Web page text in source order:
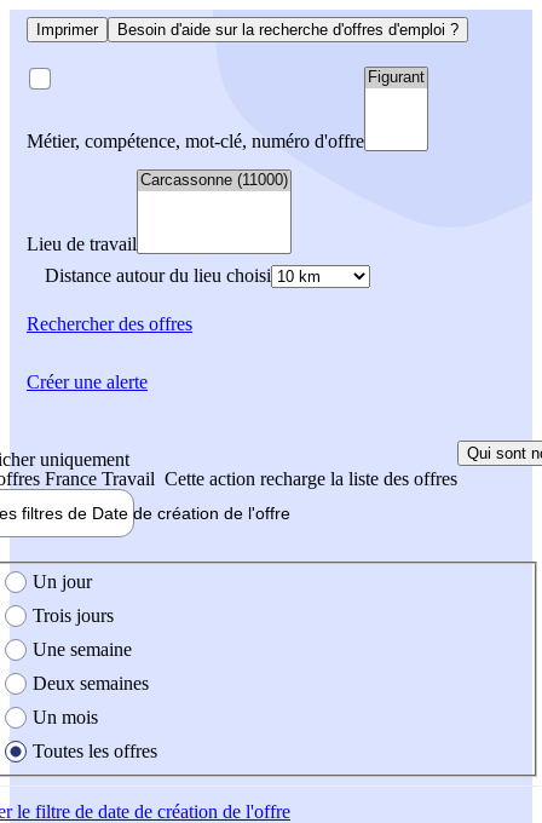
Imprimer Besoin d'aide sur la recherche d'offres d'emploi ?
Métier, compétence, mot-clé, numéro d'offre
Lieu de travail
Distance autour du lieu choisi
Rechercherdes offres
uniquement
France Travail Cette action recharge la liste des offres
Qui sont
filtres de Date de création de l'offre
création de l'offre
Un jour
Trois jours
Une semaine
Deux semaines
Un mois
Toutes les offres
le filtre de date de création de l'offre
Créer une alerte